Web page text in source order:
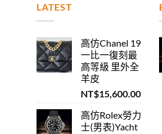
LATEST
高仿Chanel 19
一比一復刻最
高等級 里外全
羊皮
NT$15,600.00
高仿Rolex勞力
士(男表)Yacht